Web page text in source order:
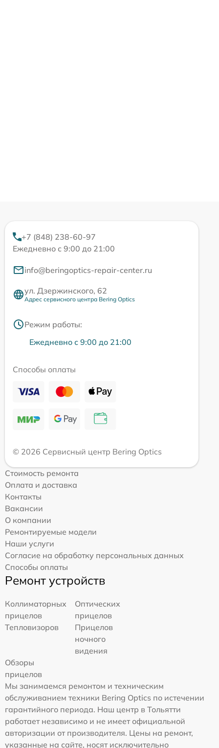
+7 (848) 238-60-97
Ежедневно с 9:00 до 21:00
info@beringoptics-repair-center.ru
ул. Дзержинского, 62
Адрес сервисного центра Bering Optics
Режим работы:
Ежедневно с 9:00 до 21:00
Способы оплаты
© 2026 Сервисный центр Bering Optics
Стоимость ремонта
Оплата и доставка
Контакты
Вакансии
О компании
Ремонтируемые модели
Наши услуги
Согласие на обработку персональных данных
Способы оплаты
Ремонт устройств
Коллиматорных
прицелов
Оптических
прицелов
Тепловизоров
Прицелов
ночного
видения
Обзоры
прицелов
Мы занимаемся ремонтом и техническим
обслуживанием техники Bering Optics по истечении
гарантийного периода. Наш центр в Тольятти
работает независимо и не имеет официальной
авторизации от производителя. Цены на ремонт,
указанные на сайте, носят исключительно